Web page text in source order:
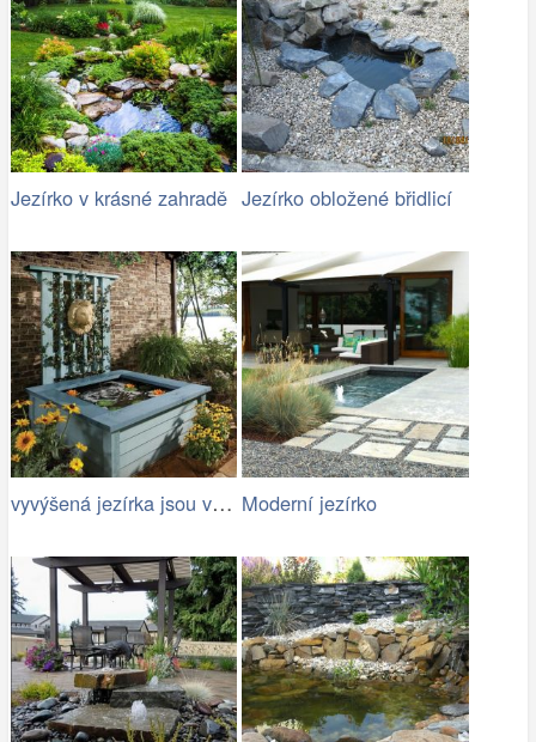
Jezírko v krásné zahradě Jezírko obložené břidlicí
vyvýšená jezírka jsou vhodná pro rodiny… Moderní jezírko